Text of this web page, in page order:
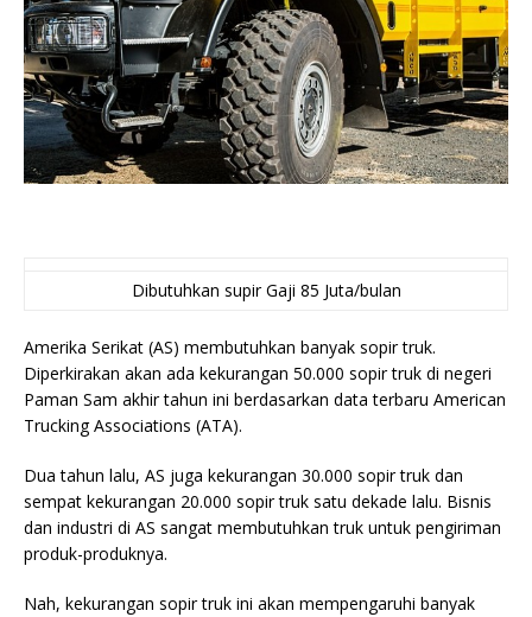
Dibutuhkan supir Gaji 85 Juta/bulan
Amerika Serikat (AS) membutuhkan banyak sopir truk.
Diperkirakan akan ada kekurangan 50.000 sopir truk di negeri
Paman Sam akhir tahun ini berdasarkan data terbaru American
Trucking Associations (ATA).
Dua tahun lalu, AS juga kekurangan 30.000 sopir truk dan
sempat kekurangan 20.000 sopir truk satu dekade lalu. Bisnis
dan industri di AS sangat membutuhkan truk untuk pengiriman
produk-produknya.
Nah, kekurangan sopir truk ini akan mempengaruhi banyak